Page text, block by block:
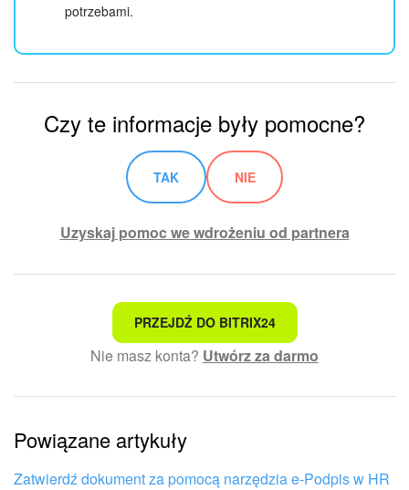
potrzebami.
Czy te informacje były pomocne?
TAK NIE
Uzyskaj pomoc we wdrożeniu od partnera
To nie jest to, czego szukam
Skomplikowany i niezrozumiały tekst
Informacje są nieaktualne
Artykuł jest za krótki. Potrzebuję więcej informacji
Nie podoba mi się sposób działania tego narzędzia
PRZEJDŹ DO BITRIX24
Nie masz konta? Utwórz za darmo
Powiązane artykuły
Zatwierdź dokument za pomocą narzędzia e-Podpis w HR